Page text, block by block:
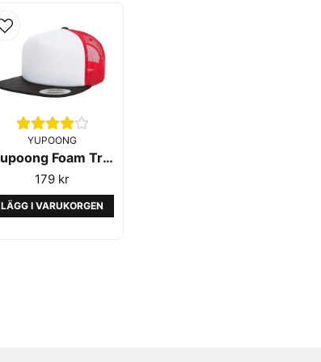
YUPOONG
Yupoong Foam Trucker Black White Red
179 kr
LÄGG I VARUKORGEN